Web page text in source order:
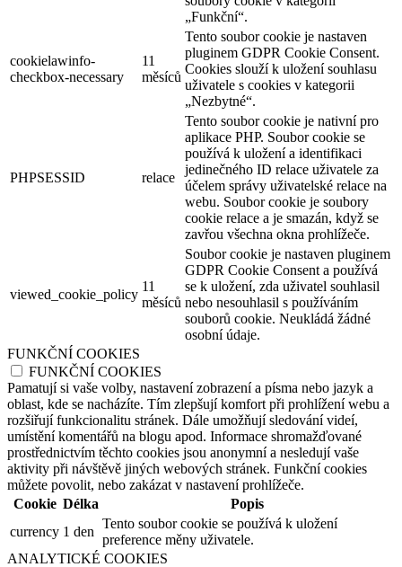
„Funkční“.
cookielawinfo-
checkbox-necessary
11
měsíců
Tento soubor cookie je nastaven
pluginem GDPR Cookie Consent.
Cookies slouží k uložení souhlasu
uživatele s cookies v kategorii
„Nezbytné“.
PHPSESSID relace
Tento soubor cookie je nativní pro
aplikace PHP. Soubor cookie se
používá k uložení a identifikaci
jedinečného ID relace uživatele za
účelem správy uživatelské relace na
webu. Soubor cookie je soubory
cookie relace a je smazán, když se
zavřou všechna okna prohlížeče.
viewed_cookie_policy
11
měsíců
Soubor cookie je nastaven pluginem
GDPR Cookie Consent a používá
se k uložení, zda uživatel souhlasil
nebo nesouhlasil s používáním
souborů cookie. Neukládá žádné
osobní údaje.
FUNKČNÍ COOKIES
FUNKČNÍ COOKIES
Pamatují si vaše volby, nastavení zobrazení a písma nebo jazyk a
oblast, kde se nacházíte. Tím zlepšují komfort při prohlížení webu a
rozšiřují funkcionalitu stránek. Dále umožňují sledování videí,
umístění komentářů na blogu apod. Informace shromažďované
prostřednictvím těchto cookies jsou anonymní a nesledují vaše
aktivity při návštěvě jiných webových stránek. Funkční cookies
můžete povolit, nebo zakázat v nastavení prohlížeče.
Cookie Délka
Popis
currency 1 den
Tento soubor cookie se používá k uložení
preference měny uživatele.
ANALYTICKÉ COOKIES